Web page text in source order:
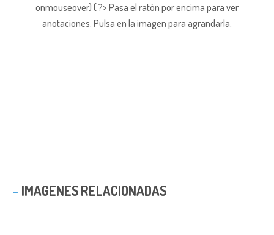
onmouseover) { ?> Pasa el ratón por encima para ver
anotaciones. Pulsa en la imagen para agrandarla.
IMAGENES RELACIONADAS